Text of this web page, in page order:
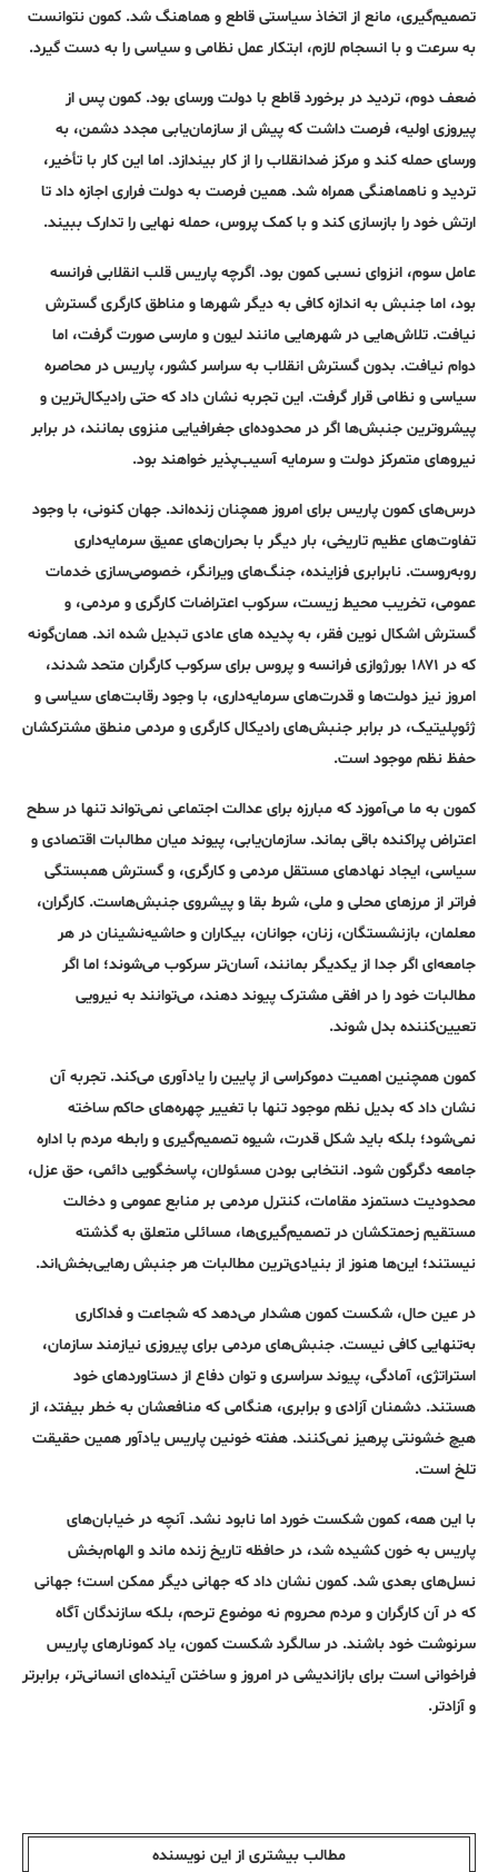
تصمیم‌گیری، مانع از اتخاذ سیاستی قاطع و هماهنگ شد. کمون نتوانست
به سرعت و با انسجام لازم، ابتکار عمل نظامی و سیاسی را به دست گیرد.
ضعف دوم، تردید در برخورد قاطع با دولت ورسای بود. کمون پس از
پیروزی اولیه، فرصت داشت که پیش از سازمان‌یابی مجدد دشمن، به
ورسای حمله کند و مرکز ضدانقلاب را از کار بیندازد. اما این کار با تأخیر،
تردید و ناهماهنگی همراه شد. همین فرصت به دولت فراری اجازه داد تا
ارتش خود را بازسازی کند و با کمک پروس، حمله نهایی را تدارک ببیند.
عامل سوم، انزوای نسبی کمون بود. اگرچه پاریس قلب انقلابی فرانسه
بود، اما جنبش به اندازه کافی به دیگر شهرها و مناطق کارگری گسترش
نیافت. تلاش‌هایی در شهرهایی مانند لیون و مارسی صورت گرفت، اما
دوام نیافت. بدون گسترش انقلاب به سراسر کشور، پاریس در محاصره
سیاسی و نظامی قرار گرفت. این تجربه نشان داد که حتی رادیکال‌ترین و
پیشروترین جنبش‌ها اگر در محدوده‌ای جغرافیایی منزوی بمانند، در برابر
نیروهای متمرکز دولت و سرمایه آسیب‌پذیر خواهند بود.
درس‌های کمون پاریس برای امروز همچنان زنده‌اند. جهان کنونی، با وجود
تفاوت‌های عظیم تاریخی، بار دیگر با بحران‌های عمیق سرمایه‌داری
روبه‌روست. نابرابری فزاینده، جنگ‌های ویرانگر، خصوصی‌سازی خدمات
عمومی، تخریب محیط زیست، سرکوب اعتراضات کارگری و مردمی، و
گسترش اشکال نوین فقر، به پدیده های عادی تبدیل شده اند. همان‌گونه
که در ۱۸۷۱ بورژوازی فرانسه و پروس برای سرکوب کارگران متحد شدند،
امروز نیز دولت‌ها و قدرت‌های سرمایه‌داری، با وجود رقابت‌های سیاسی و
ژئوپلیتیک، در برابر جنبش‌های رادیکال کارگری و مردمی منطق مشترکشان
حفظ نظم موجود است.
کمون به ما می‌آموزد که مبارزه برای عدالت اجتماعی نمی‌تواند تنها در سطح
اعتراض پراکنده باقی بماند. سازمان‌یابی، پیوند میان مطالبات اقتصادی و
سیاسی، ایجاد نهادهای مستقل مردمی و کارگری، و گسترش همبستگی
فراتر از مرزهای محلی و ملی، شرط بقا و پیشروی جنبش‌هاست. کارگران،
معلمان، بازنشستگان، زنان، جوانان، بیکاران و حاشیه‌نشینان در هر
جامعه‌ای اگر جدا از یکدیگر بمانند، آسان‌تر سرکوب می‌شوند؛ اما اگر
مطالبات خود را در افقی مشترک پیوند دهند، می‌توانند به نیرویی
تعیین‌کننده بدل شوند.
کمون همچنین اهمیت دموکراسی از پایین را یادآوری می‌کند. تجربه آن
نشان داد که بدیل نظم موجود تنها با تغییر چهره‌های حاکم ساخته
نمی‌شود؛ بلکه باید شکل قدرت، شیوه تصمیم‌گیری و رابطه مردم با اداره
جامعه دگرگون شود. انتخابی بودن مسئولان، پاسخگویی دائمی، حق عزل،
محدودیت دستمزد مقامات، کنترل مردمی بر منابع عمومی و دخالت
مستقیم زحمتکشان در تصمیم‌گیری‌ها، مسائلی متعلق به گذشته
نیستند؛ این‌ها هنوز از بنیادی‌ترین مطالبات هر جنبش رهایی‌بخش‌اند.
در عین حال، شکست کمون هشدار می‌دهد که شجاعت و فداکاری
به‌تنهایی کافی نیست. جنبش‌های مردمی برای پیروزی نیازمند سازمان،
استراتژی، آمادگی، پیوند سراسری و توان دفاع از دستاوردهای خود
هستند. دشمنان آزادی و برابری، هنگامی که منافعشان به خطر بیفتد، از
هیچ خشونتی پرهیز نمی‌کنند. هفته خونین پاریس یادآور همین حقیقت
تلخ است.
با این همه، کمون شکست خورد اما نابود نشد. آنچه در خیابان‌های
پاریس به خون کشیده شد، در حافظه تاریخ زنده ماند و الهام‌بخش
نسل‌های بعدی شد. کمون نشان داد که جهانی دیگر ممکن است؛ جهانی
که در آن کارگران و مردم محروم نه موضوع ترحم، بلکه سازندگان آگاه
سرنوشت خود باشند. در سالگرد شکست کمون، یاد کمونارهای پاریس
فراخوانی است برای بازاندیشی در امروز و ساختن آینده‌ای انسانی‌تر، برابرتر
و آزادتر.
مطالب بیشتری از این نویسندە